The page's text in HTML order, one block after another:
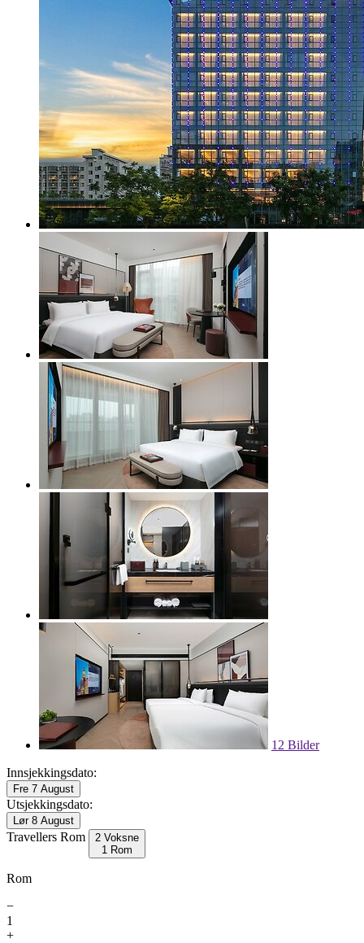
12 Bilder
Innsjekkingsdato:
Fre 7 August
Utsjekkingsdato:
Lør 8 August
Travellers Rom
2 Voksne
1 Rom
Rom
−
1
+